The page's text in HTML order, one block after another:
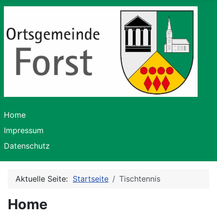
Home
Impressum
Datenschutz
Aktuelle Seite: Startseite Tischtennis
Home